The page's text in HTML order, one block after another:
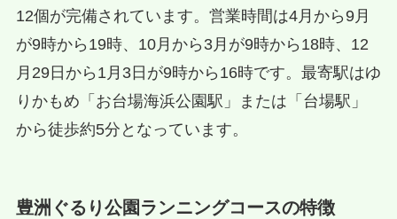
12個が完備されています。営業時間は4月から9月
が9時から19時、10月から3月が9時から18時、12
月29日から1月3日が9時から16時です。最寄駅はゆ
りかもめ「お台場海浜公園駅」または「台場駅」
から徒歩約5分となっています。
豊洲ぐるり公園ランニングコースの特徴